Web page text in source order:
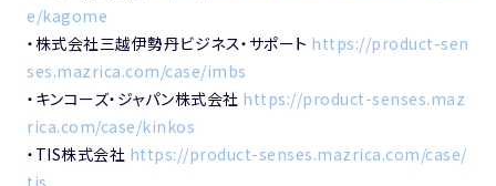
e/kagome
・株式会社三越伊勢丹ビジネス・サポート https://product-sen
ses.mazrica.com/case/imbs
・キンコーズ・ジャパン株式会社 https://product-senses.maz
rica.com/case/kinkos
・TIS株式会社 https://product-senses.mazrica.com/case/
tis